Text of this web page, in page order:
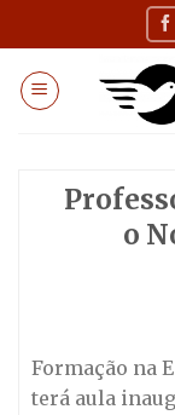
to
content
o
Formação na
terá aula